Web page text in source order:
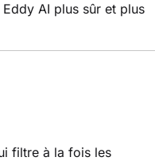
AI plus sûr et plus
filtre à la fois les